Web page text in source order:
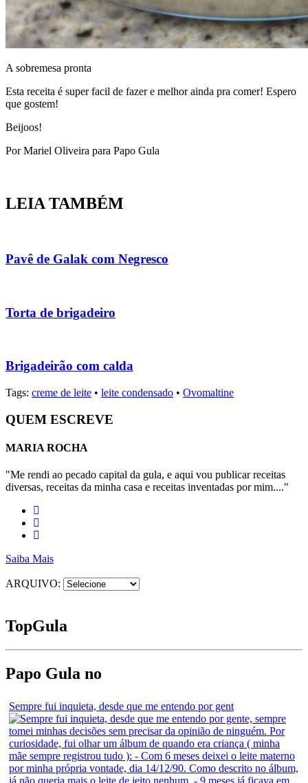
A sobremesa pronta
Esta receita é super facil de fazer e melhor ainda pra comer! Espero
que gostem!
Beijoos!
Por Mariel Oliveira para Papo Gula
LEIA TAMBÉM
Pavê de Galak com Negresco
Torta de brigadeiro
Brigadeirão com calda
Tags: creme de leite • leite condensado • Ovomaltine
QUEM ESCREVE
MARIA ROCHA
"Me rendi ao pecado capital da gula, e aqui vou publicar receitas
diversas, receitas da minha casa e receitas inventadas por mim...."
Saiba Mais
ARQUIVO:
TopGula
Papo Gula no
Sempre fui inquieta, desde que me entendo por gent